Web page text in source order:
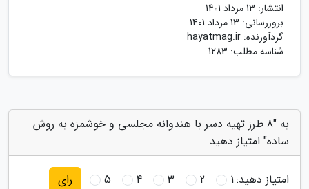
انتشار: 13 مرداد 1401
بروزرسانی: 13 مرداد 1401
گردآورنده: hayatmag.ir
شناسه مطلب: 1283
به "8 طرز تهیه دسر با هندوانه مجلسی و خوشمزه به روش
ساده" امتیاز دهید
امتیاز دهید:1
2
3
4
5 رای